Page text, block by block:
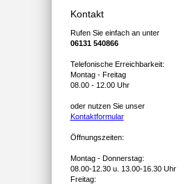
Kontakt
Rufen Sie einfach an unter
06131 540866
Telefonische Erreichbarkeit:
Montag - Freitag
08.00 - 12.00 Uhr
oder nutzen Sie unser
Kontaktformular
Öffnungszeiten:
Montag - Donnerstag:
08.00-12.30 u. 13.00-16.30 Uhr
Freitag: